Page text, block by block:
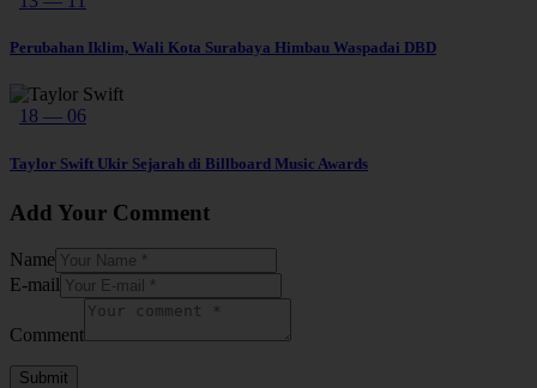
Perubahan Iklim, Wali Kota Surabaya Himbau Waspadai DBD
18 — 06
Taylor Swift Ukir Sejarah di Billboard Music Awards
Add Your Comment
Name
E-mail
Comment